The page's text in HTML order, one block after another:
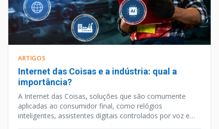
ARTIGOS
Internet das Coisas e a indústria: qual a
importância?
A Internet das Coisas, soluções que são comumente
aplicadas ao consumidor final, como relógios
inteligentes, assistentes digitais controlados por voz e